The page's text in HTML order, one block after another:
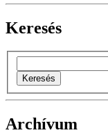
Keresés
Archívum